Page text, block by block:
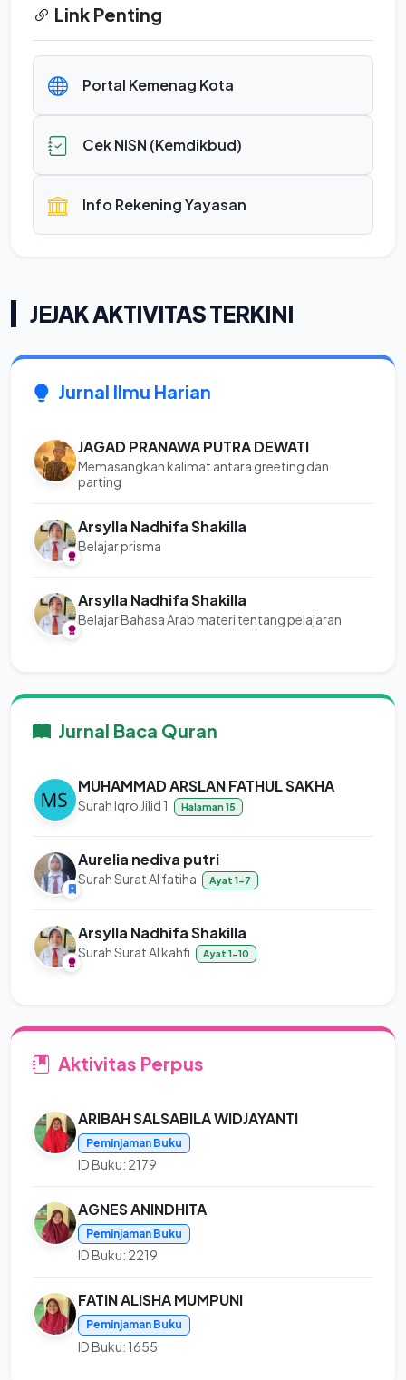
Link Penting
Portal Kemenag Kota
Cek NISN (Kemdikbud)
Info Rekening Yayasan
JEJAK AKTIVITAS TERKINI
Jurnal Ilmu Harian
JAGAD PRANAWA PUTRA DEWATI
Memasangkan kalimat antara greeting dan
parting
Arsylla Nadhifa Shakilla
Belajar prisma
Arsylla Nadhifa Shakilla
Belajar Bahasa Arab materi tentang pelajaran
Jurnal Baca Quran
MUHAMMAD ARSLAN FATHUL SAKHA
Surah Iqro Jilid 1 Halaman 15
Aurelia nediva putri
Surah Surat Al fatiha Ayat 1-7
Arsylla Nadhifa Shakilla
Surah Surat Al kahfi Ayat 1-10
Aktivitas Perpus
ARIBAH SALSABILA WIDJAYANTI
Peminjaman Buku
ID Buku: 2179
AGNES ANINDHITA
Peminjaman Buku
ID Buku: 2219
FATIN ALISHA MUMPUNI
Peminjaman Buku
ID Buku: 1655